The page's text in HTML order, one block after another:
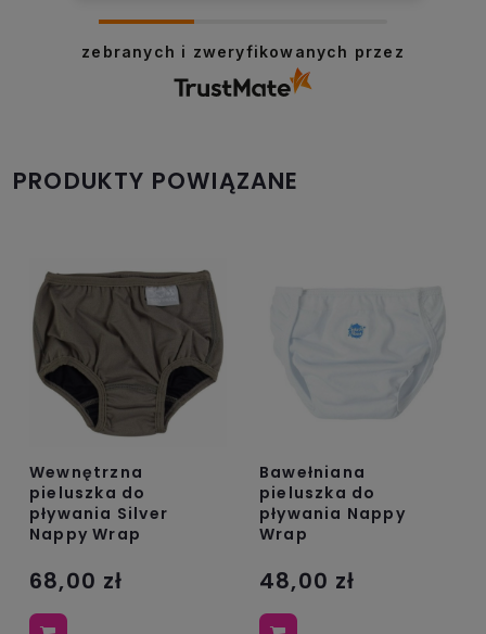
oraz, że możemy zapewnić odpowiednią
obsługę tak świetnym klientom.
Dziękujemy raz jeszcze!
zebranych i zweryfikowanych przez
PRODUKTY POWIĄZANE
Wewnętrzna
pieluszka do
pływania Silver
Nappy Wrap
68,00 zł
Bawełniana
pieluszka do
pływania Nappy
Wrap
48,00 zł